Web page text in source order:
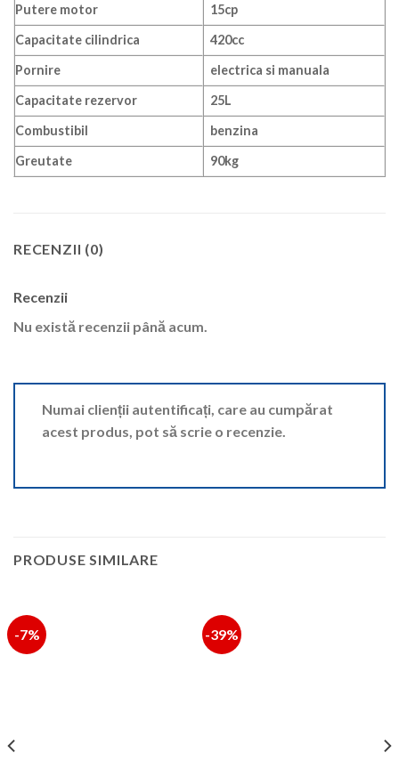
Putere motor
15cp
Capacitate cilindrica
420cc
Pornire
electrica si manuala
Capacitate rezervor
25L
Combustibil
benzina
Greutate
90kg
RECENZII (0)
Recenzii
Nu există recenzii până acum.
Numai clienții autentificați, care au cumpărat
acest produs, pot să scrie o recenzie.
PRODUSE SIMILARE
-7% -39%